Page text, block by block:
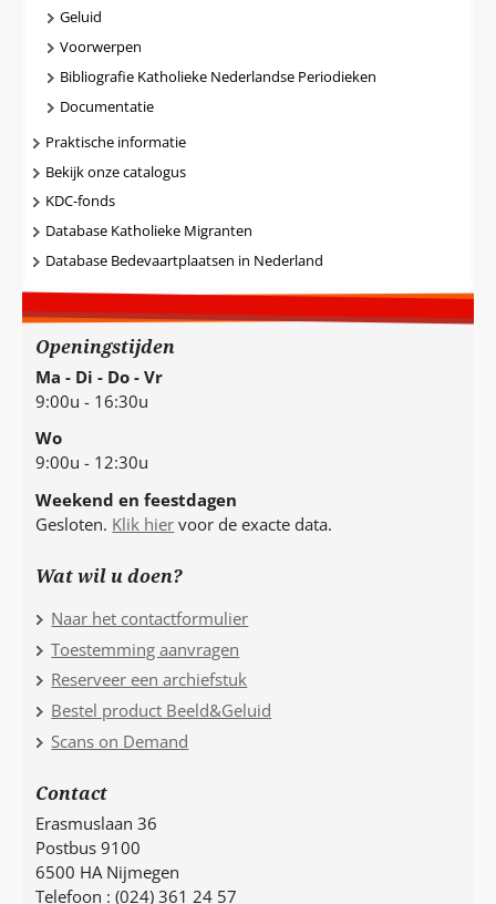
Geluid
Voorwerpen
Bibliografie Katholieke Nederlandse Periodieken
Documentatie
Praktische informatie
Bekijk onze catalogus
KDC-fonds
Database Katholieke Migranten
Database Bedevaartplaatsen in Nederland
Openingstijden
Ma - Di - Do - Vr
9:00u - 16:30u
Wo
9:00u - 12:30u
Weekend en feestdagen
Gesloten. Klik hier voor de exacte data.
Wat wil u doen?
Naar het contactformulier
Toestemming aanvragen
Reserveer een archiefstuk
Bestel product Beeld&Geluid
Scans on Demand
Contact
Erasmuslaan 36
Postbus 9100
6500 HA Nijmegen
Telefoon : (024) 361 24 57